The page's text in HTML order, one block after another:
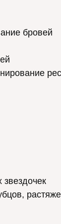
бровей
звездочек